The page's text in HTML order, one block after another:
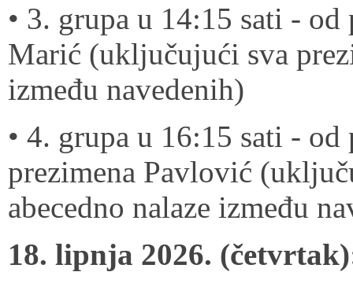
• 3. grupa u 14:15 sati -
Marić (uključujući sva
između navedenih)
• 4. grupa u 16:15 sati -
prezimena Pavlović
abecedno nalaze između
18. lipnja 2026.